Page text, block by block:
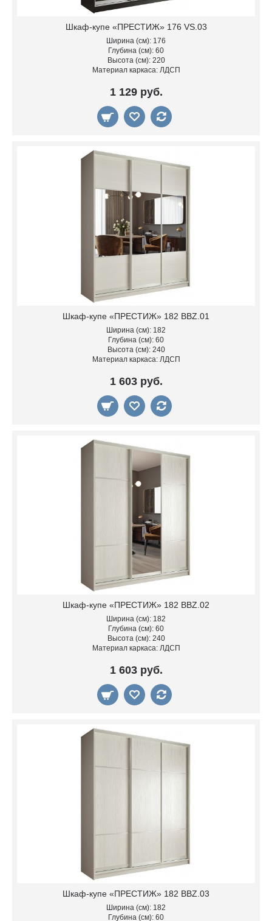
Шкаф-купе «ПРЕСТИЖ» 176 VS.03
Ширина (см): 176
Глубина (см): 60
Высота (см): 220
Материал каркаса: ЛДСП
1 129 руб.
Шкаф-купе «ПРЕСТИЖ» 182 BBZ.01
Ширина (см): 182
Глубина (см): 60
Высота (см): 240
Материал каркаса: ЛДСП
1 603 руб.
Шкаф-купе «ПРЕСТИЖ» 182 BBZ.02
Ширина (см): 182
Глубина (см): 60
Высота (см): 240
Материал каркаса: ЛДСП
1 603 руб.
Шкаф-купе «ПРЕСТИЖ» 182 BBZ.03
Ширина (см): 182
Глубина (см): 60